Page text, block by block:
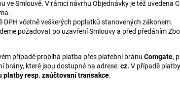
ve Smlouvě. V rámci návrhu Objednávky je též uvedena
DPH včetně veškerých poplatků stanovených zákonem.
požadovat po uzavření Smlouvy a před předáním
případě probíhá platba přes platební bránu Comgate,
brány, které jsou dostupné na adrese:cz. V případě
platby resp. zaúčtovaní transakce.